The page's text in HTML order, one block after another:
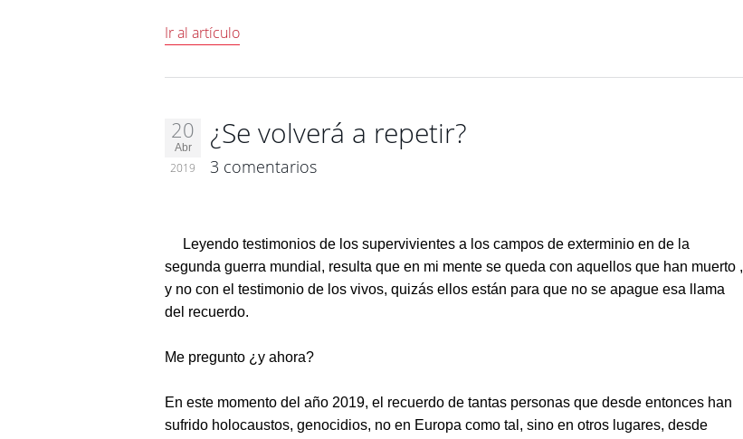
Ir al artículo
20
Abr
2019
¿Se volverá a repetir?
3 comentarios
Leyendo testimonios de los supervivientes a los campos de exterminio en de la
segunda guerra mundial, resulta que en mi mente se queda con aquellos que han muerto ,
y no con el testimonio de los vivos, quizás ellos están para que no se apague esa llama
del recuerdo.
Me pregunto ¿y ahora?
En este momento del año 2019, el recuerdo de tantas personas que desde entonces han
sufrido holocaustos, genocidios, no en Europa como tal, sino en otros lugares, desde